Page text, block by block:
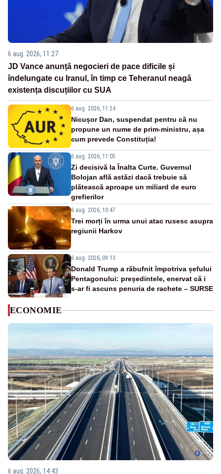
6 aug. 2026, 11:27
JD Vance anunță negocieri de pace dificile și
îndelungate cu Iranul, în timp ce Teheranul neagă
existența discuțiilor cu SUA
6 aug. 2026, 11:24
Nicușor Dan, suspendat pentru că nu
propune un nume de prim-ministru, așa
cum prevede Constituția!
6 aug. 2026, 11:05
Zi decisivă la Înalta Curte. Guvernul
Bolojan află astăzi dacă trebuie să
plătească aproape un miliard de euro
grefierilor
6 aug. 2026, 10:47
Trei morți în urma unui atac rusesc asupra
regiunii Harkov
6 aug. 2026, 09:13
Donald Trump a răbufnit împotriva șefului
Pentagonului: președintele, enervat că i
s-ar fi ascuns penuria de rachete – SURSE
ECONOMIE
6 aug. 2026, 14:43